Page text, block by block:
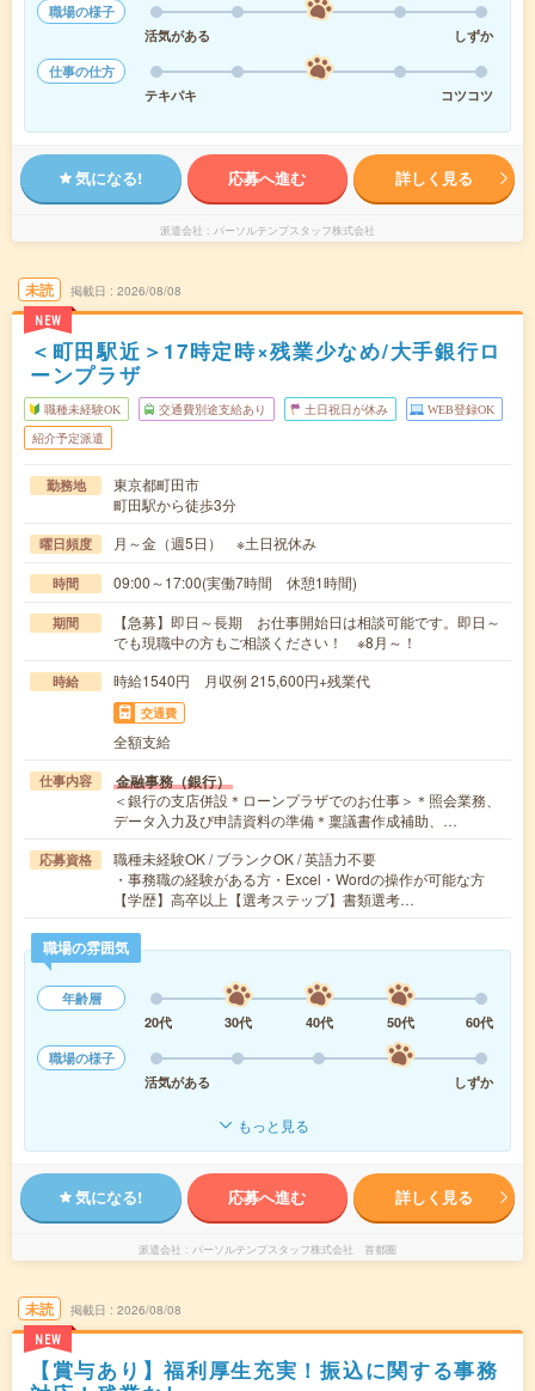
職場の様子
活気がある
しずか
仕事の仕方
テキパキ
コツコツ
気になる! 応募へ進む 詳しく見る
派遣会社 パーソルテンプスタッフ株式会社
未読
NEW
掲載日 2026/08/08
＜町田駅近＞17時定時×残業少なめ/大手銀行ロ
ーンプラザ
職種未経験OK 交通費別途支給あり 土日祝日が休み WEB登録OK
紹介予定派遣
勤務地
東京都町田市
町田駅から徒歩3分
曜日頻度 月～金（週5日） ※土日祝休み
時間 09:00～17:00(実働7時間 休憩1時間)
期間
【急募】即日～長期 お仕事開始日は相談可能です。即日～
でも現職中の方もご相談ください！ ※8月～！
時給 時給1540円 月収例 215,600円+残業代
交通費
全額支給
仕事内容 金融事務（銀行）
＜銀行の支店併設＊ローンプラザでのお仕事＞＊照会業務、
データ入力及び申請資料の準備＊稟議書作成補助、…
応募資格
職種未経験OK / ブランクOK / 英語力不要
・事務職の経験がある方・Excel・Wordの操作が可能な方
【学歴】高卒以上【選考ステップ】書類選考…
職場の雰囲気
年齢層
20代
30代 40代 50代
60代
職場の様子
活気がある
しずか
もっと見る
気になる! 応募へ進む 詳しく見る
派遣会社 パーソルテンプスタッフ株式会社 首都圏
未読
NEW
掲載日 2026/08/08
【賞与あり】福利厚生充実！振込に関する事務